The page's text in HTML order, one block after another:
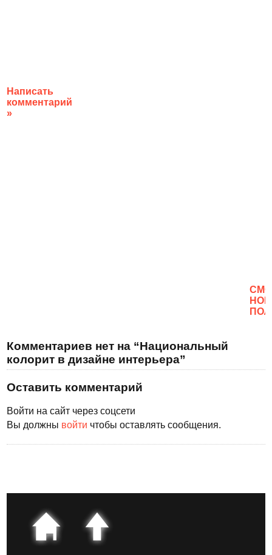
Написать
комментарий
»
Комментариев нет на “Национальный
колорит в дизайне интерьера”
Оставить комментарий
Войти на сайт через соцсети
Вы должны войти чтобы оставлять сообщения.